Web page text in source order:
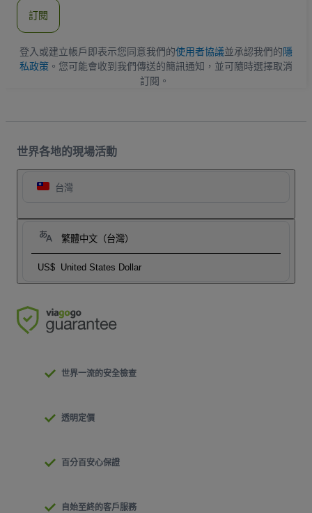
地
訂閱
登入或建立帳戶即表示您同意我們的使用者協議並承認我們的隱
私政策 。您可能會收到我們傳送的簡訊通知，並可隨時選擇取消
訂閱。
世界各地的現場活動
台灣
繁體中文（台灣）
US$ United States Dollar
世界一流的安全檢查
透明定價
百分百安心保證
自始至終的客戶服務